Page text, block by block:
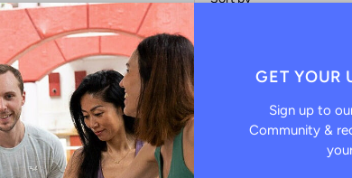
按字母順序，AZ
GET YOUR
Sign up to
Community &